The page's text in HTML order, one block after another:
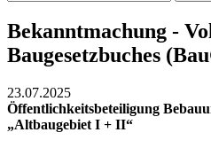
Bekanntmachung -
Baugesetzbuches
23.07.2025
Öffentlichkeitsbeteiligung
„Altbaugebiet I + II“